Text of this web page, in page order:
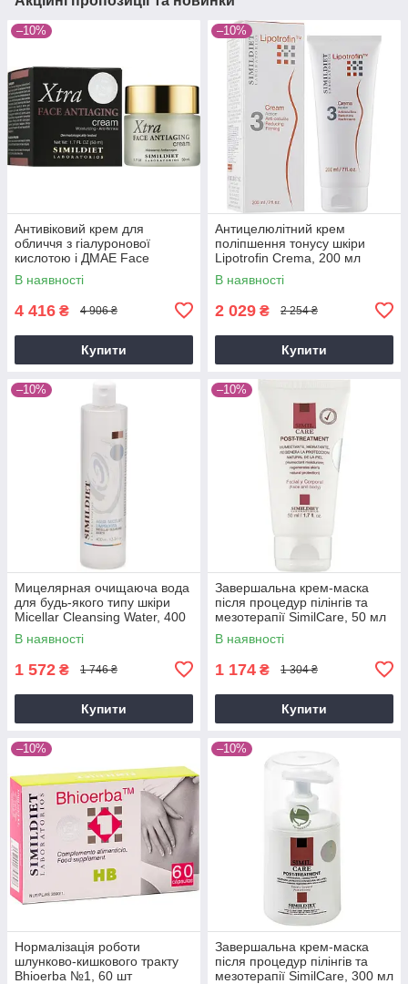
–10%
Антивіковий крем для
обличчя з гіалуронової
кислотою і ДМАЕ Face
Antiaging Cream XTRA, 50 мл
В наявності
4 416 ₴ 4 906 ₴
Купити
–10%
Антицелюлітний крем
поліпшення тонусу шкіри
Lipotrofin Crema, 200 мл
В наявності
2 029 ₴ 2 254 ₴
Купити
–10%
Мицелярная очищаюча вода
для будь-якого типу шкіри
Micellar Cleansing Water, 400
мл
В наявності
1 572 ₴ 1 746 ₴
Купити
–10%
Завершальна крем-маска
після процедур пілінгів та
мезотерапії SimilСare, 50 мл
В наявності
1 174 ₴ 1 304 ₴
Купити
–10%
Нормалізація роботи
шлунково-кишкового тракту
Bhioerba №1, 60 шт
–10%
Завершальна крем-маска
після процедур пілінгів та
мезотерапії SimilСare, 300 мл